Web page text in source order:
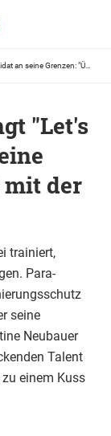
"Let's
mit der
trainiert,
Para-
seine
Neubauer
Talent
einem Kuss